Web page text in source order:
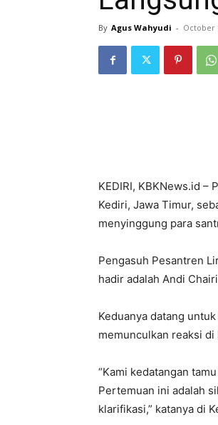
By Agus Wahyudi - October
KEDIRI, KBKNews.id –
Kediri, Jawa Timur,
menyinggung para
Pengasuh Pesantren
hadir adalah Andi
Keduanya datang
memunculkan reaksi di
“Kami kedatangan
Pertemuan ini adalah
klarifikasi,” katanya di